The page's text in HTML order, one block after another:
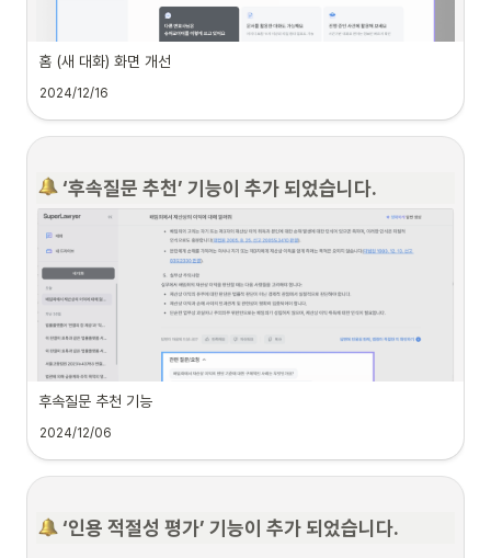
• 삭제하려는 사건을 선택하여 ‘사건 삭제’ 버튼하면 삭제할 수 있어요.
뭐가 달라졌나요?
• 활용 사례 페이지의 접근성이 높아졌어요.
• 슈퍼로이어 주요 기능을 빠르게 이용할 수 있어요.
홈 (새 대화) 화면 개선
2024/12/16
‘후속질문 추천’ 기능이 추가 되었습니다.
후속질문 추천 기능
2024/12/06
‘인용 적절성 평가’ 기능이 추가 되었습니다.